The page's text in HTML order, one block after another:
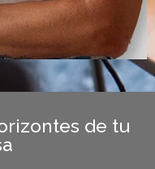
de tu